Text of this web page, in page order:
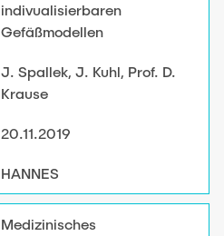
indivualisierbaren
Gefäßmodellen
J. Spallek, J. Kuhl, Prof. D.
Krause
20.11.2019
HANNES
Medizinisches